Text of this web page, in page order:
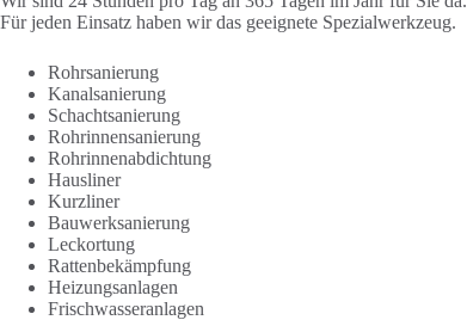
Für jeden Einsatz haben wir das geeignete Spezialwerkzeug.
Rohrsanierung
Kanalsanierung
Schachtsanierung
Rohrinnensanierung
Rohrinnenabdichtung
Hausliner
Kurzliner
Bauwerksanierung
Leckortung
Rattenbekämpfung
Heizungsanlagen
Frischwasseranlagen